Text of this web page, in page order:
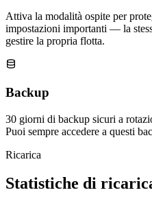
Attiva la modalità ospite per
impostazioni importanti — la
gestire la propria flotta.
Backup
30 giorni di backup sicuri a
Puoi sempre accedere a questi
Ricarica
Statistiche di